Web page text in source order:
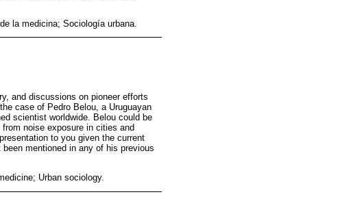
la medicina; Sociología urbana.
and discussions on pioneer efforts
case of Pedro Belou, a Uruguayan
scientist worldwide. Belou could be
noise exposure in cities and
to you given the current
mentioned in any of his previous
Urban sociology.